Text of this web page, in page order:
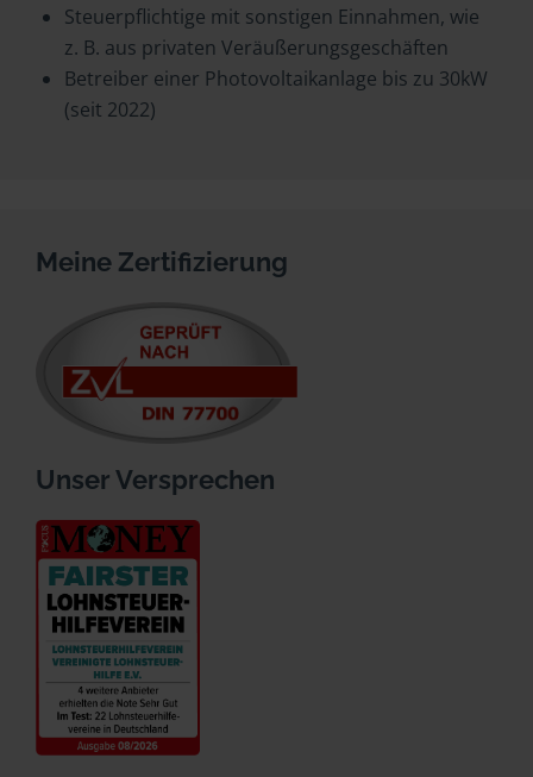
Steuerpflichtige mit sonstigen Einnahmen, wie
z. B. aus privaten Veräußerungsgeschäften
Betreiber einer Photovoltaikanlage bis zu 30kW
(seit 2022)
Meine Zertifizierung
Unser Versprechen